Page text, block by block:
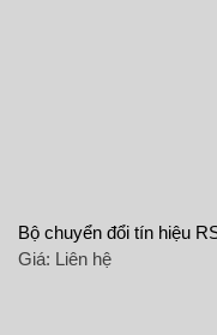
Bộ chuyển đổi tín hiệu
Giá: Liên hệ